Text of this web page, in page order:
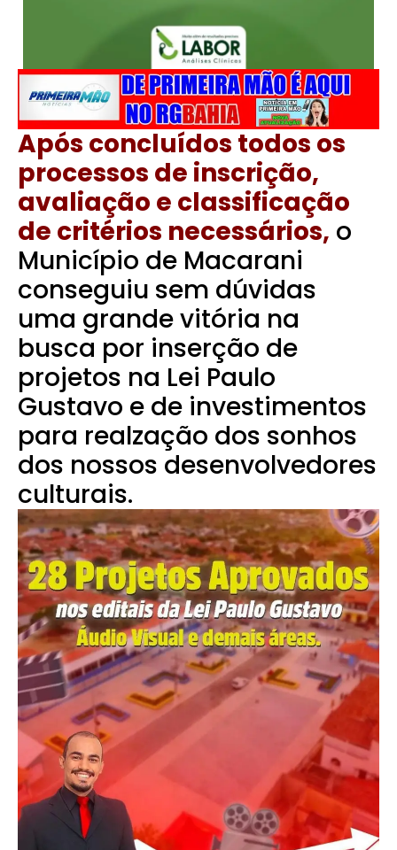
Após concluídos todos os
processos de inscrição,
avaliação e classificação
de critérios necessários, o
Município de Macarani
conseguiu sem dúvidas
uma grande vitória na
busca por inserção de
projetos na Lei Paulo
Gustavo e de investimentos
para realzação dos sonhos
dos nossos desenvolvedores
culturais.